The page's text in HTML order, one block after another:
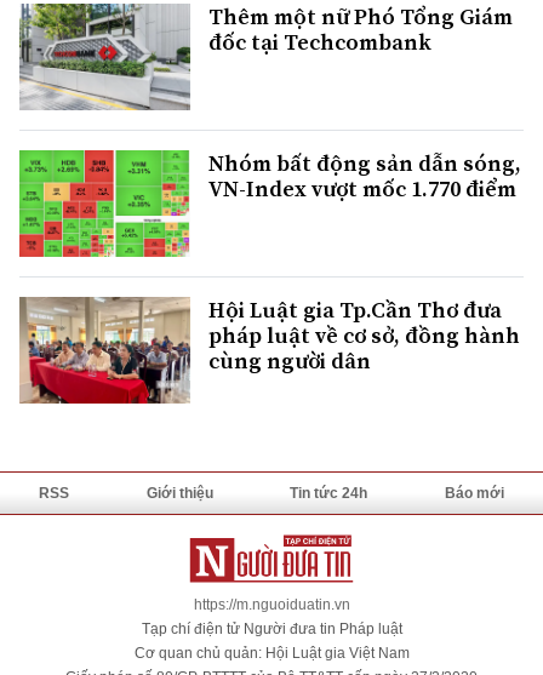
Thêm một nữ Phó Tổng Giám
đốc tại Techcombank
Nhóm bất động sản dẫn sóng,
VN-Index vượt mốc 1.770 điểm
Hội Luật gia Tp.Cần Thơ đưa
pháp luật về cơ sở, đồng hành
cùng người dân
RSS Giới thiệu Tin tức 24h Báo mới
https://m.nguoiduatin.vn
Tạp chí điện tử Người đưa tin Pháp luật
Cơ quan chủ quản: Hội Luật gia Việt Nam